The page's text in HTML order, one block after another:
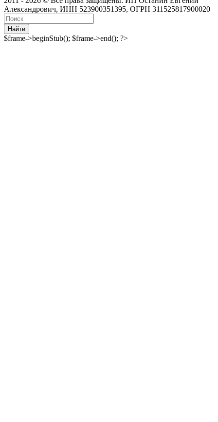
Александрович, ИНН 523900351395, ОГРН 311525817900020
Найти
$frame->beginStub(); $frame->end(); ?>